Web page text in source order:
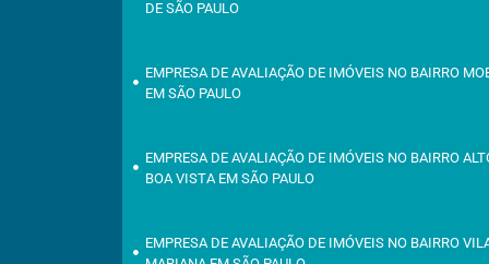
DE SÃO PAULO
EMPRESA DE AVALIAÇÃO DE IMÓVEIS NO BAIRRO
EM SÃO PAULO
EMPRESA DE AVALIAÇÃO DE IMÓVEIS NO BAIRRO
BOA VISTA EM SÃO PAULO
EMPRESA DE AVALIAÇÃO DE IMÓVEIS NO BAIRRO